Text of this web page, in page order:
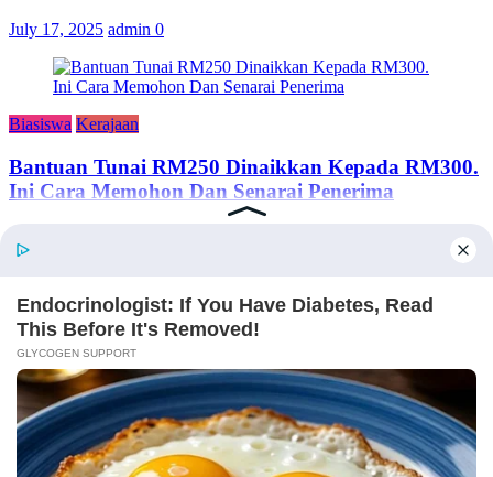
July 17, 2025 admin 0
Biasiswa Kerajaan
Bantuan Tunai RM250 Dinaikkan Kepada RM300.
Ini Cara Memohon Dan Senarai Penerima
Semakan Bantuan adalah portal semakan untuk rakyat Malaysia,
merangkumi kerajaan, swasta dan sebagainya.